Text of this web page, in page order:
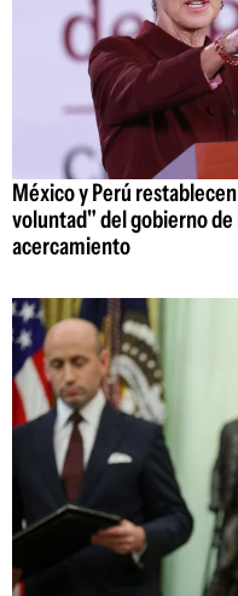
México y Perú
voluntad" del gobierno
acercamiento